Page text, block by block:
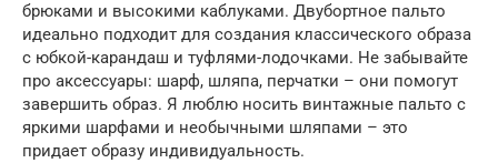
брюками и высокими каблуками. Двубортное пальто
идеально подходит для создания классического образа
с юбкой-карандаш и туфлями-лодочками. Не забывайте
про аксессуары: шарф, шляпа, перчатки – они помогут
завершить образ. Я люблю носить винтажные пальто с
яркими шарфами и необычными шляпами – это
придает образу индивидуальность.